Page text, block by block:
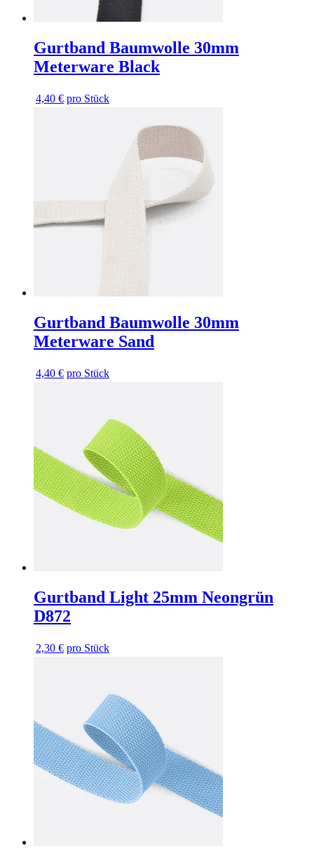
Gurtband Baumwolle 30mm
Meterware Black
4,40 € pro Stück
Gurtband Baumwolle 30mm
Meterware Sand
4,40 € pro Stück
Gurtband Light 25mm Neongrün
D872
2,30 € pro Stück